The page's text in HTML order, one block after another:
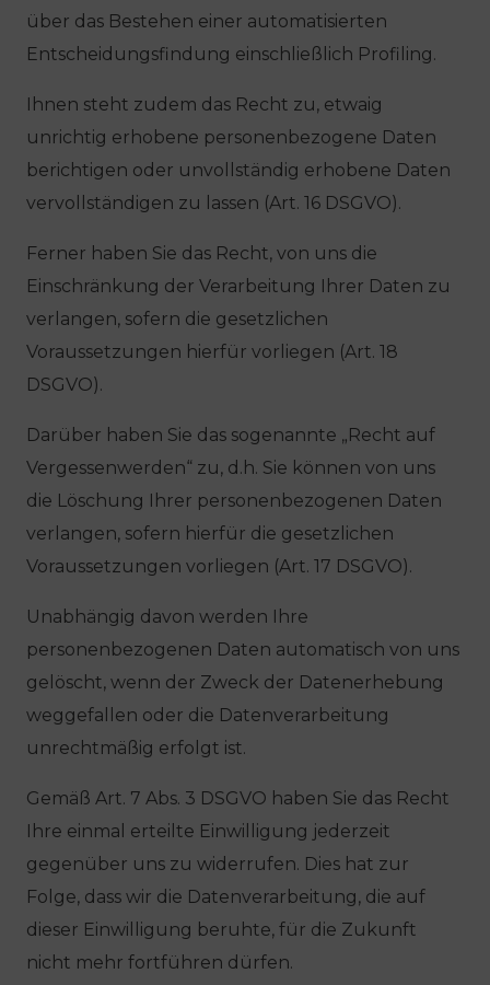
über das Bestehen einer automatisierten
Entscheidungsfindung einschließlich Profiling.
Ihnen steht zudem das Recht zu, etwaig
unrichtig erhobene personenbezogene Daten
berichtigen oder unvollständig erhobene Daten
vervollständigen zu lassen (Art. 16 DSGVO).
Ferner haben Sie das Recht, von uns die
Einschränkung der Verarbeitung Ihrer Daten zu
verlangen, sofern die gesetzlichen
Voraussetzungen hierfür vorliegen (Art. 18
DSGVO).
Darüber haben Sie das sogenannte „Recht auf
Vergessenwerden“ zu, d.h. Sie können von uns
die Löschung Ihrer personenbezogenen Daten
verlangen, sofern hierfür die gesetzlichen
Voraussetzungen vorliegen (Art. 17 DSGVO).
Unabhängig davon werden Ihre
personenbezogenen Daten automatisch von uns
gelöscht, wenn der Zweck der Datenerhebung
weggefallen oder die Datenverarbeitung
unrechtmäßig erfolgt ist.
Gemäß Art. 7 Abs. 3 DSGVO haben Sie das Recht
Ihre einmal erteilte Einwilligung jederzeit
gegenüber uns zu widerrufen. Dies hat zur
Folge, dass wir die Datenverarbeitung, die auf
dieser Einwilligung beruhte, für die Zukunft
nicht mehr fortführen dürfen.